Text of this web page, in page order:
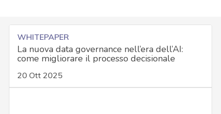
WHITEPAPER
La nuova data governance nell’era dell’AI:
come migliorare il processo decisionale
20 Ott 2025